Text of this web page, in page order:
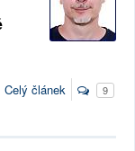
Celý článek 9